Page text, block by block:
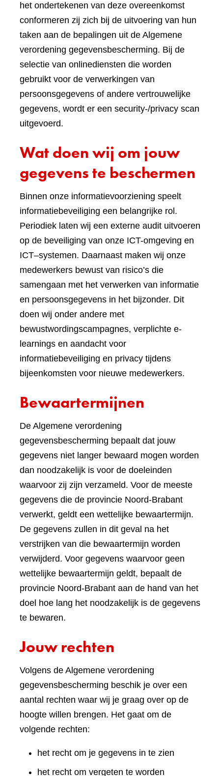
het ondertekenen van deze overeenkomst
conformeren zij zich bij de uitvoering van hun
taken aan de bepalingen uit de Algemene
verordening gegevensbescherming. Bij de
selectie van onlinediensten die worden
gebruikt voor de verwerkingen van
persoonsgegevens of andere vertrouwelijke
gegevens, wordt er een security-/privacy scan
uitgevoerd.
Wat doen wij om jouw
gegevens te beschermen
Binnen onze informatievoorziening speelt
informatiebeveiliging een belangrijke rol.
Periodiek laten wij een externe audit uitvoeren
op de beveiliging van onze ICT-omgeving en
ICT–systemen. Daarnaast maken wij onze
medewerkers bewust van risico’s die
samengaan met het verwerken van informatie
en persoonsgegevens in het bijzonder. Dit
doen wij onder andere met
bewustwordingscampagnes, verplichte e-
learnings en aandacht voor
informatiebeveiliging en privacy tijdens
bijeenkomsten voor nieuwe medewerkers.
Bewaartermijnen
De Algemene verordening
gegevensbescherming bepaalt dat jouw
gegevens niet langer bewaard mogen worden
dan noodzakelijk is voor de doeleinden
waarvoor zij zijn verzameld. Voor de meeste
gegevens die de provincie Noord-Brabant
verwerkt, geldt een wettelijke bewaartermijn.
De gegevens zullen in dit geval na het
verstrijken van die bewaartermijn worden
verwijderd. Voor gegevens waarvoor geen
wettelijke bewaartermijn geldt, bepaalt de
provincie Noord-Brabant aan de hand van het
doel hoe lang het noodzakelijk is de gegevens
te bewaren.
Jouw rechten
Volgens de Algemene verordening
gegevensbescherming beschik je over een
aantal rechten waar wij je graag over op de
hoogte willen brengen. Het gaat om de
volgende rechten:
het recht om je gegevens in te zien
het recht om vergeten te worden